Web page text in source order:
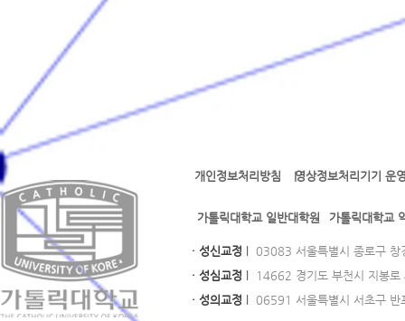
l l
개인정보처리방침 영상정보처리기기 운
가톨릭대학교 일반대학원 가톨릭대학교
· 성신교정
03083 서울특별시 종로구
· 성심교정
14662 경기도 부천시 지봉
· 성의교정
06591 서울특별시 서초구